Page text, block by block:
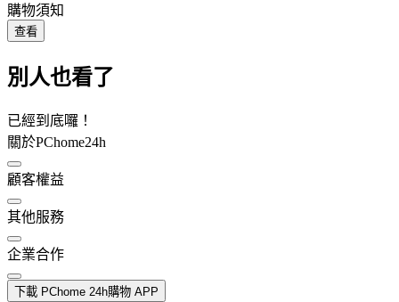
購物須知
查看
別人也看了
已經到底囉！
關於PChome24h
顧客權益
其他服務
企業合作
下載 PChome 24h購物 APP